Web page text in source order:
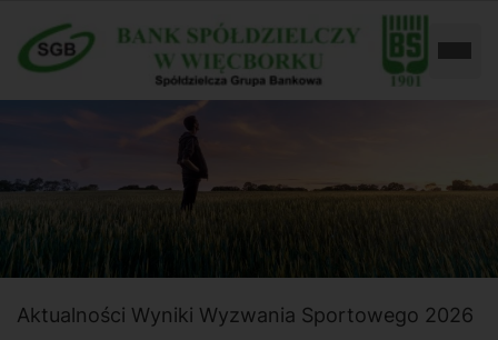
do
do
Aktualności Wyniki Wyzwania Sportowego 2026